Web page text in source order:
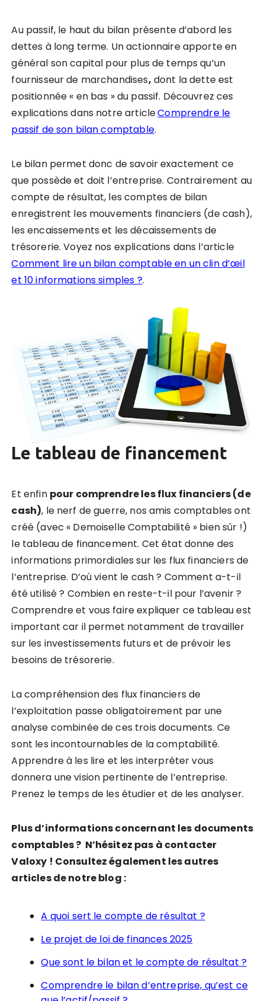
Au passif, le haut du bilan présente d’abord les
dettes à long terme. Un actionnaire apporte en
général son capital pour plus de temps qu’un
fournisseur de marchandises, dont la dette est
positionnée « en bas » du passif. Découvrez ces
explications dans notre articleComprendre le
passif de son bilan comptable.
Le bilan permet donc de savoir exactement ce
que possède et doit l’entreprise. Contrairement au
compte de résultat, les comptes de bilan
enregistrent les mouvements financiers (de cash),
les encaissements et les décaissements de
trésorerie. Voyez nos explications dans l’article
Comment lire un bilan comptable en un clin d’œil
et 10 informations simples ?.
Le tableau de financement
Et enfin pour comprendre les flux financiers (de
cash), le nerf de guerre, nos amis comptables ont
créé (avec « Demoiselle Comptabilité » bien sûr !)
le tableau de financement. Cet état donne des
informations primordiales sur les flux financiers de
l’entreprise. D’où vient le cash ? Comment a-t-il
été utilisé ? Combien en reste-t-il pour l’avenir ?
Comprendre et vous faire expliquer ce tableau est
important car il permet notamment de travailler
sur les investissements futurs et de prévoir les
besoins de trésorerie.
La compréhension des flux financiers de
l’exploitation passe obligatoirement par une
analyse combinée de ces trois documents. Ce
sont les incontournables de la comptabilité.
Apprendre à les lire et les interpréter vous
donnera une vision pertinente de l’entreprise.
Prenez le temps de les étudier et de les analyser.
Plus d’informations concernant les documents
comptables ? N’hésitez pas à contacter
Valoxy ! Consultez également les autres
articles de notre blog :
A quoi sert le compte de résultat ?
Le projet de loi de finances 2025
Que sont le bilan et le compte de résultat ?
Comprendre le bilan d’entreprise, qu’est ce